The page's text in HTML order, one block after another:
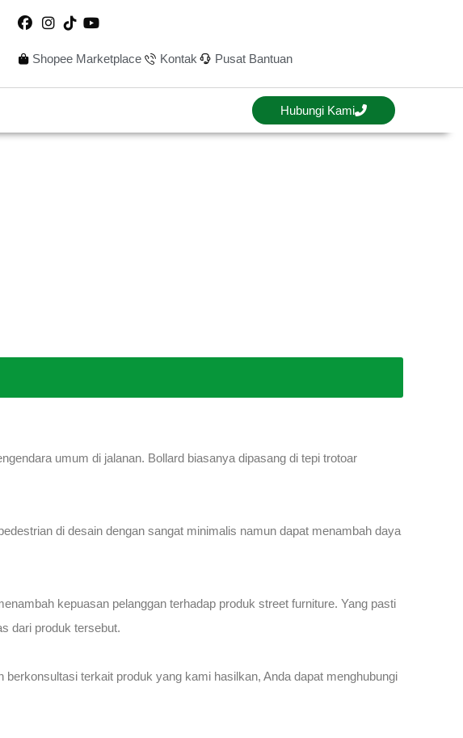
Shopee Marketplace Kontak Pusat Bantuan
Hubungi Kami
umum di jalanan. Bollard biasanya dipasang di tepi trotoar
di desain dengan sangat minimalis namun dapat menambah daya
kepuasan pelanggan terhadap produk street furniture. Yang pasti
dari produk tersebut.
terkait produk yang kami hasilkan, Anda dapat menghubungi